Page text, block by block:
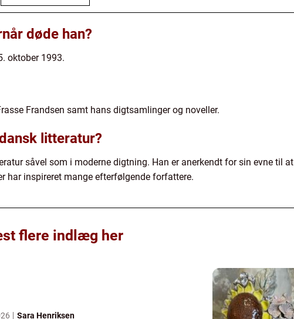
døde han?
oktober 1993.
Frandsen samt hans digtsamlinger og noveller.
litteratur?
såvel som i moderne digtning. Han er anerkendt for sin evne til at
har inspireret mange efterfølgende forfattere.
flere indlæg her
Sara Henriksen